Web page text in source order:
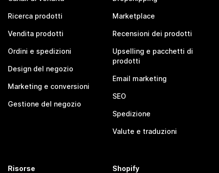
Ricerca prodotti
Vendita prodotti
Ordini e spedizioni
Design del negozio
Marketing e conversioni
Gestione del negozio
Marketplace
Recensioni dei prodotti
Upselling e pacchetti di
prodotti
Email marketing
SEO
Spedizione
Valute e traduzioni
Risorse Shopify